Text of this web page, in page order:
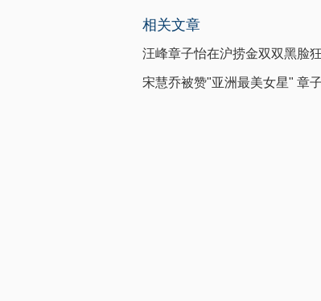
相关文章
汪峰章子怡在沪捞金双双黑脸
宋慧乔被赞"亚洲最美女星" 章